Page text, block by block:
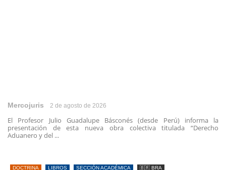
Mercojuris 2 de agosto de 2026
El Profesor Julio Guadalupe Básconés (desde Perú) informa la
presentación de esta nueva obra colectiva titulada “Derecho
Aduanero y del ...
DOCTRINA LIBROS SECCIÓN ACADÉMICA 🇧🇷 BRA